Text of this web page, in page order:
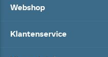
Webshop
Klantenservice